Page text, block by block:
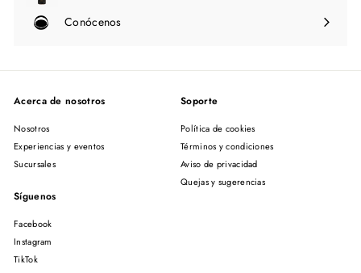
Conócenos
Expandir
Acerca de nosotros
Nosotros
Experiencias y eventos
Sucursales
Soporte
Política de cookies
Términos y condiciones
Aviso de privacidad
Quejas y sugerencias
Síguenos
Facebook
Instagram
TikTok